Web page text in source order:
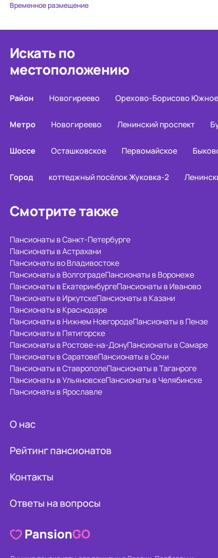
Временное размещение
Искать по
местоположению
Район Новогиреево Орехово-Борисово Южное
Метро Новогиреево Ленинский проспект
Шоссе Осташковское Первомайское
Город коттеджный посёлок Жуковка-2
Смотрите также
Пансионаты в Санкт-Петербурге
Пансионаты в Астрахани
Пансионаты во Владивостоке
Пансионаты в ВолгоградеПансионаты в Воронеже
Пансионаты в ЕкатеринбургеПансионаты в Иваново
Пансионаты в ИркутскеПансионаты в Казани
Пансионаты в Краснодаре
Пансионаты в Нижнем НовгородеПансионаты в Пензе
Пансионаты в Пятигорске
Пансионаты в Ростове-на-ДонуПансионаты в Самаре
Пансионаты в СаратовеПансионаты в Сочи
Пансионаты в СтаврополеПансионаты в Таганроге
Пансионаты в УльяновскеПансионаты в Челябинске
Пансионаты в Ярославле
О нас
Рейтинг пансионатов
Контакты
Ответы на вопросы